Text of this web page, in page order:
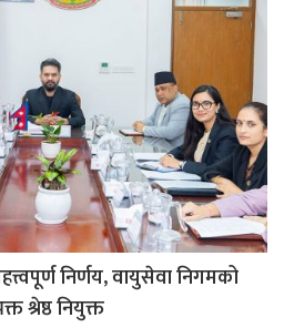
निर्णय, वायुसेवा निगमको
श्रेष्ठ नियुक्त